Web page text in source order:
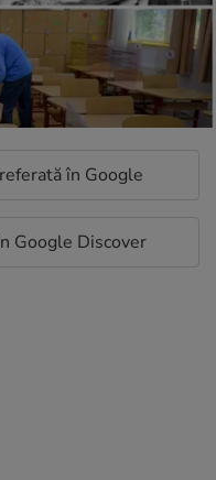
în Google
Google Discover